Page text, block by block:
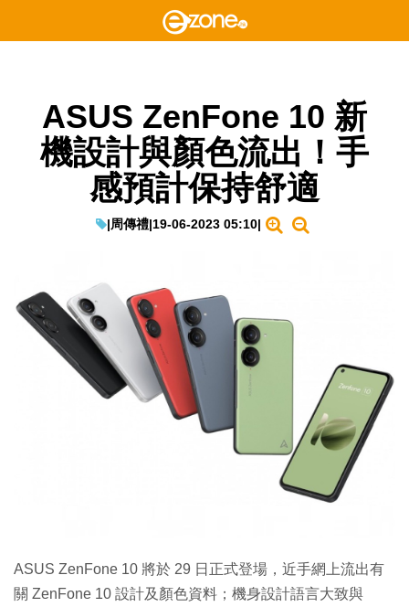
ASUS ZenFone 10 新
機設計與顏色流出！手
感預計保持舒適
|周傳禮|19-06-2023 05:10|
ASUS ZenFone 10 將於 29 日正式登場，近手網上流出有
關 ZenFone 10 設計及顏色資料；機身設計語言大致與